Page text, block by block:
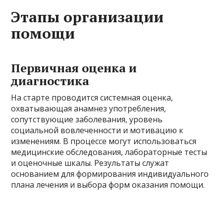
Этапы организации
помощи
Первичная оценка и
диагностика
На старте проводится системная оценка,
охватывающая анамнез употребления,
сопутствующие заболевания, уровень
социальной вовлеченности и мотивацию к
изменениям. В процессе могут использоваться
медицинские обследования, лабораторные тесты
и оценочные шкалы. Результаты служат
основанием для формирования индивидуального
плана лечения и выбора форм оказания помощи.